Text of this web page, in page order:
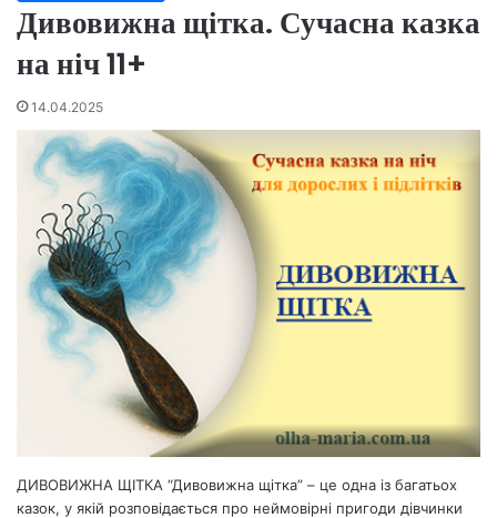
Дивовижна щітка. Сучасна казка
на ніч 11+
14.04.2025
ДИВОВИЖНА ЩІТКА “Дивовижна щітка” – це одна із багатьох
казок, у якій розповідається про неймовірні пригоди дівчинки